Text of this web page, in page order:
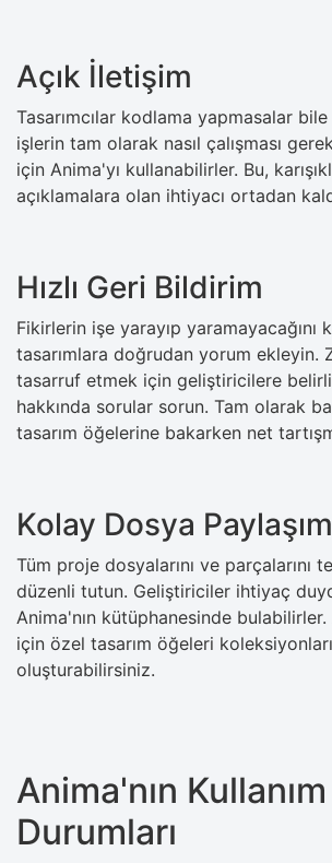
Açık İletişim
Tasarımcılar kodlama yapmasalar
işlerin tam olarak nasıl çalışması
için Anima'yı kullanabilirler. Bu,
açıklamalara olan ihtiyacı ortadan
Hızlı Geri Bildirim
Fikirlerin işe yarayıp
tasarımlara doğrudan yorum ekleyin.
tasarruf etmek için geliştiricilere
hakkında sorular sorun. Tam olarak
tasarım öğelerine bakarken net
Kolay Dosya
Tüm proje dosyalarını ve parçalarını
düzenli tutun. Geliştiriciler ihtiyaç
Anima'nın kütüphanesinde
için özel tasarım öğeleri
oluşturabilirsiniz.
Anima'nın Kullanım
Durumları